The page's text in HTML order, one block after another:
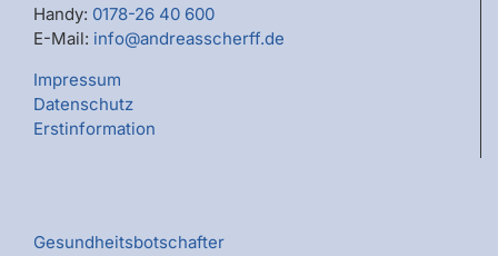
Handy: 0178-26 40 600
E-Mail: info@andreasscherff.de
Impressum
Datenschutz
Erstinformation
Gesundheitsbotschafter